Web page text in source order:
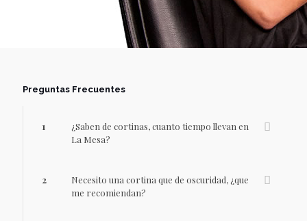
Preguntas Frecuentes
1
¿Saben de cortinas, cuanto tiempo llevan en
La Mesa?
2
Necesito una cortina que de oscuridad, ¿que
me recomiendan?